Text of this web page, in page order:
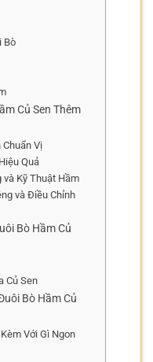
Bò
Củ Sen Thêm
Vị
Quả
và Kỹ Thuật Hầm
và Điều Chỉnh
Bò Hầm Củ
Củ Sen
Bò Hầm Củ
Với Gì Ngon